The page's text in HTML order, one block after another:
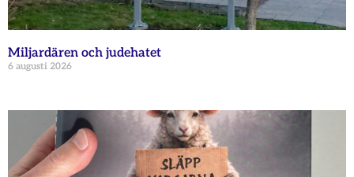
Miljardären och judehatet
6 augusti 2026